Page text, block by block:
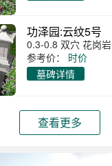
功泽园:云纹5号
0.3-0.8 双穴 花岗岩
参考价：
时价
墓碑详情
查看更多